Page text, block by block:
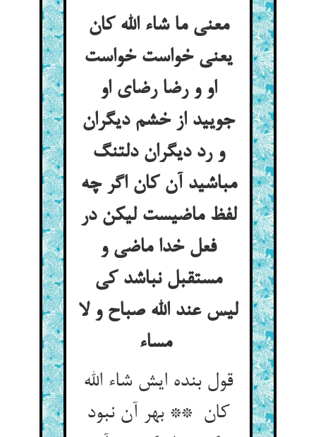
معنی ما شاء الله کان
یعنی خواست خواست
او و رضا رضای او
جویید از خشم دیگران
و رد دیگران دلتنگ
مباشید آن کان اگر چه
لفظ ماضیست لیکن در
فعل خدا ماضی و
مستقبل نباشد کی
لیس عند الله صباح و لا
مساء
قول بنده ایش شاء الله
کان ** بهر آن نبود